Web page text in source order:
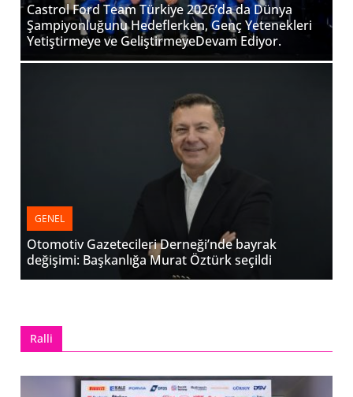
Castrol Ford Team Türkiye 2026’da da Dünya
Şampiyonluğunu Hedeflerken, Genç Yetenekleri
Yetiştirmeye ve GeliştirmeyeDevam Ediyor.
GENEL
Otomotiv Gazetecileri Derneği’nde bayrak
değişimi: Başkanlığa Murat Öztürk seçildi
Ralli